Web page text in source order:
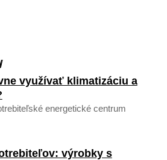
využívať klimatizáciu a
energetické centrum
výrobky s